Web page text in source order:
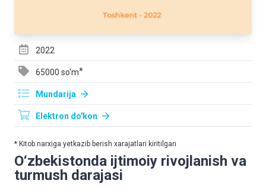
2022
65000 so'm*
Mundarija
Elektron do'kon
* Kitob narxiga yetkazib berish xarajatlari kiritilgan
O‘zbekistondа ijtimoiy rivojlаnish vа
turmush dаrаjаsi